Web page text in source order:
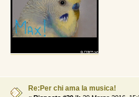
Re:Per chi ama la musica!